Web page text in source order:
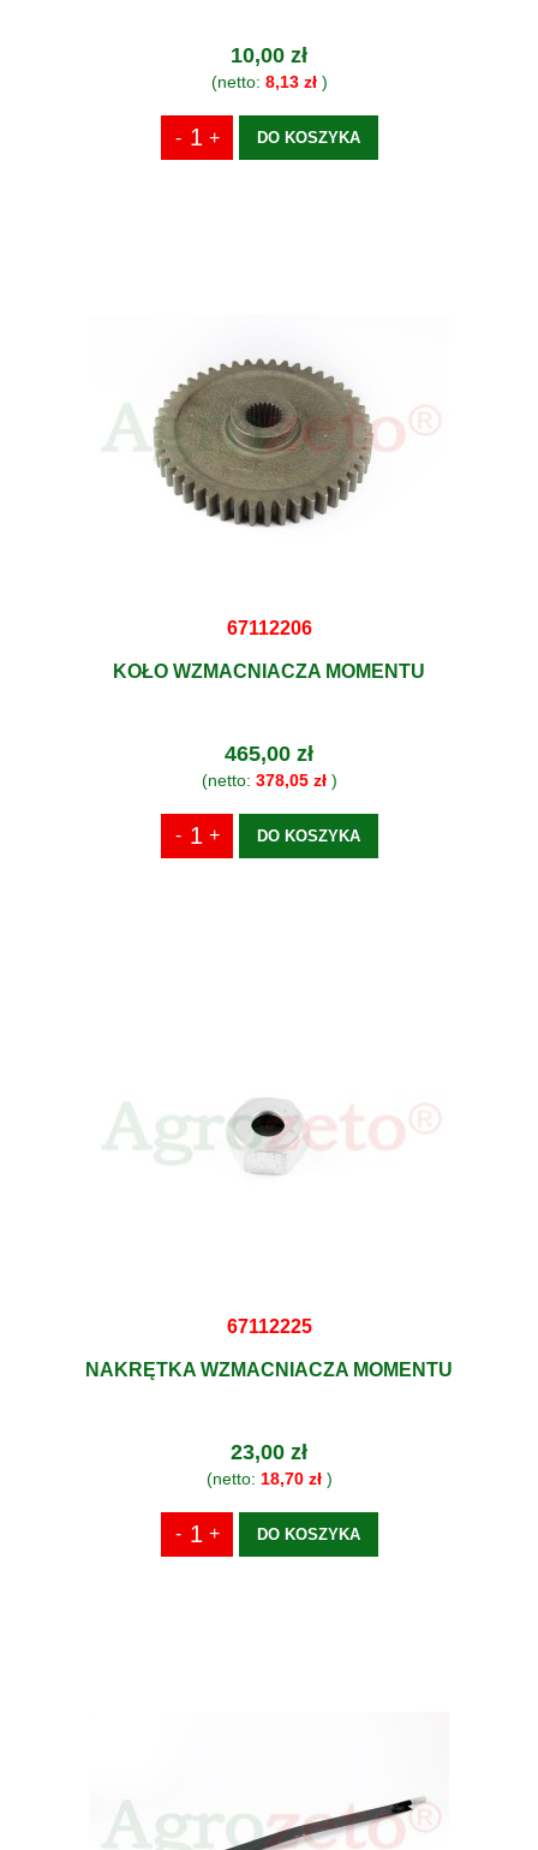
10,00 zł
(netto: 8,13 zł)
DO KOSZYKA
67112206
KOŁO WZMACNIACZA MOMENTU
465,00 zł
(netto: 378,05 zł)
DO KOSZYKA
67112225
NAKRĘTKA WZMACNIACZA MOMENTU
23,00 zł
(netto: 18,70 zł)
DO KOSZYKA